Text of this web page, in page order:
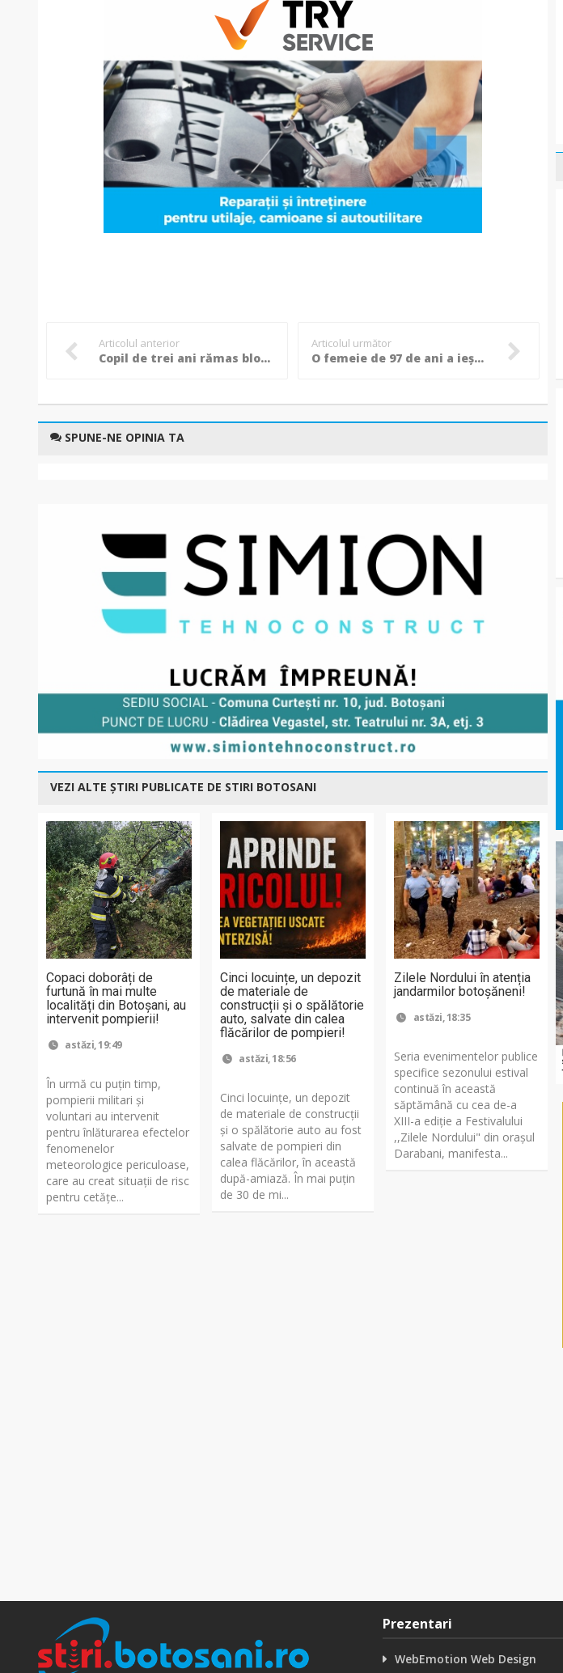
Articolul anterior
Copil de trei ani rămas blocat în apartament. Bunica a chemat urgent pompierii! (Foto)
Articolul următor
O femeie de 97 de ani a ieșit singură din casa cuprinsă de flăcări! (Foto)
SPUNE-NE OPINIA TA
VEZI ALTE ȘTIRI PUBLICATE DE STIRI BOTOSANI
Copaci doborâți de
furtună în mai multe
localități din Botoșani, au
intervenit pompierii!
astăzi, 19:49
În urmă cu puțin timp,
pompierii militari și
voluntari au intervenit
pentru înlăturarea efectelor
fenomenelor
meteorologice periculoase,
care au creat situații de risc
pentru cetățe...
Cinci locuințe, un depozit
de materiale de
construcții și o spălătorie
auto, salvate din calea
flăcărilor de pompieri!
astăzi, 18:56
Cinci locuințe, un depozit
de materiale de construcții
și o spălătorie auto au fost
salvate de pompieri din
calea flăcărilor, în această
după-amiază. În mai puțin
de 30 de mi...
Zilele Nordului în atenția
jandarmilor botoșăneni!
astăzi, 18:35
Seria evenimentelor publice
specifice sezonului estival
continuă în această
săptămână cu cea de-a
XIII-a ediție a Festivalului
,,Zilele Nordului" din orașul
Darabani, manifesta...
Prezentari
WebEmotion Web Design